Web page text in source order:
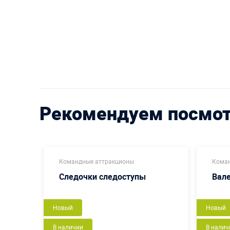
Рекомендуем
Командные аттракционы
Следочки следоступы
Новый
В наличии
Новый
В